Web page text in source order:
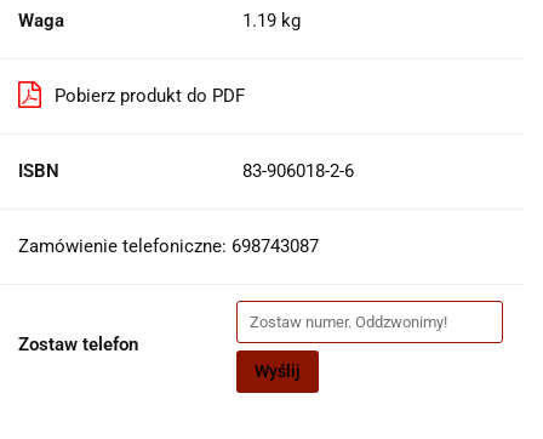
Waga 1.19 kg
Pobierz produkt do PDF
ISBN 83-906018-2-6
Zamówienie telefoniczne: 698743087
Zostaw telefon
Wyślij